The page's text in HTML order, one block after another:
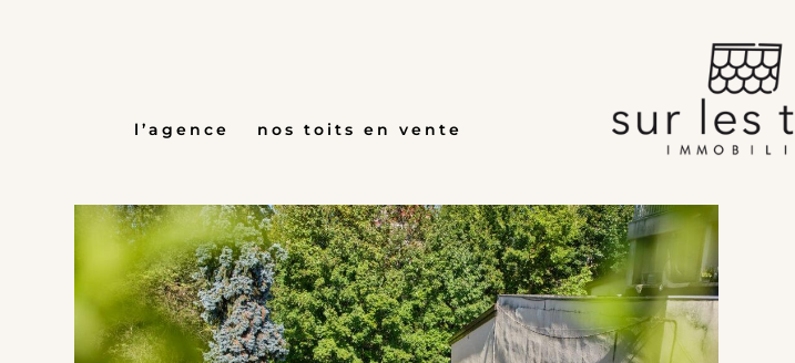
l’agence nos toits en vente